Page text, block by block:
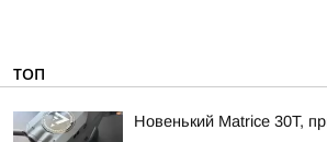
ТОП
Новенький Matrice 30T,